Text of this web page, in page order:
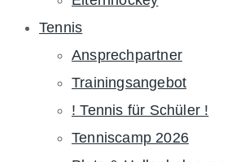
Tennis
Ansprechpartner
Trainingsangebot
! Tennis für Schüler !
Tenniscamp 2026